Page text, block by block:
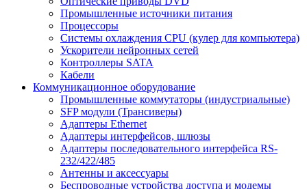
Промышленные источники питания
Процессоры
Системы охлаждения CPU (кулер для компьютера)
Ускорители нейронных сетей
Контроллеры SATA
Кабели
Коммуникационное оборудование
Промышленные коммутаторы (индустриальные)
SFP модули (Трансиверы)
Адаптеры Ethernet
Адаптеры интерфейсов, шлюзы
Адаптеры последовательного интерфейса RS-
232/422/485
Антенны и аксессуары
Беспроводные устройства доступа и модемы